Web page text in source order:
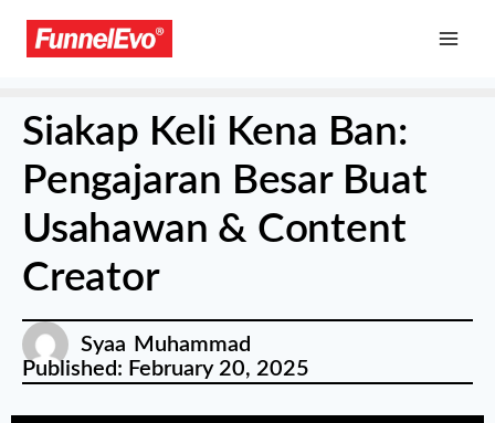
Siakap Keli Kena Ban:
Pengajaran Besar Buat
Usahawan & Content
Creator
Syaa Muhammad
Published: February 20, 2025